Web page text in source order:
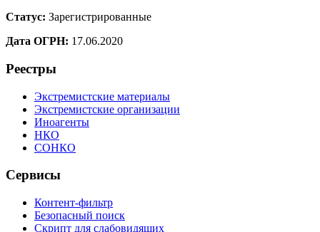
Статус: Зарегистрированные
Дата ОГРН: 17.06.2020
Реестры
Экстремистские материалы
Экстремистские организации
Иноагенты
НКО
СОНКО
Сервисы
Контент-фильтр
Безопасный поиск
Скрипт для слабовидящих